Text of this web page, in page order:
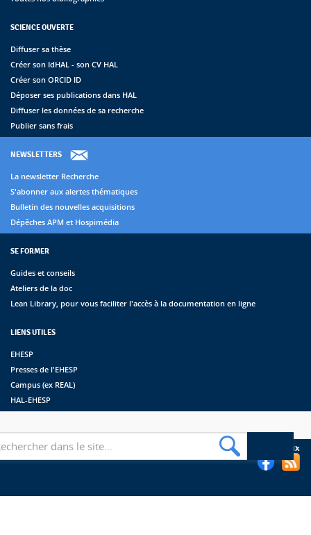
SCIENCE OUVERTE
Diffuser sa thèse
Créer son IdHAL - son CV HAL
Créer son ORCID ID
Déposer ses publications dans HAL
Diffuser les données de sa recherche
Publier sans frais
NEWSLETTERS
La newsletter Recherche
S'abonner aux alertes thématiques
Bulletin des nouvelles acquisitions
Dépêches APM et Hospimédia
SE FORMER
Guides et conseils
Ateliers de la doc
Lean Library, pour vous faciliter l'accès à la documentation en ligne
LIENS UTILES
EHESP
Presses de l'EHESP
Campus (ex REAL)
HAL-EHESP
Suivez les bibliothèques de l'EHESP sur les réseaux sociaux